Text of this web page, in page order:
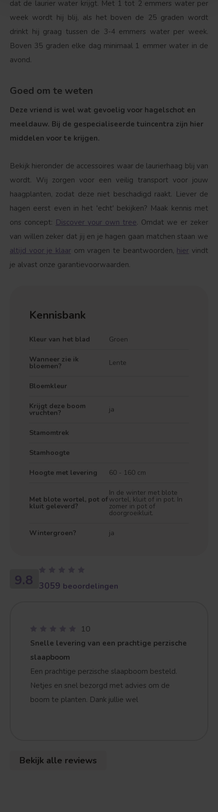
dat de laurier water krijgt. Met 1 tot 2 emmers water per
week wordt hij blij, als het boven de 25 graden wordt
drinkt hij graag tussen de 3-4 emmers water per week.
Boven 35 graden elke dag minimaal 1 emmer water in de
avond.
Goed om te weten
Deze vriend is wel wat gevoelig voor hagelschot en
meeldauw. Bij de gespecialiseerde tuincentra zijn hier
middelen voor te krijgen.
Bekijk hieronder de accessoires waar de laurierhaag blij van
wordt. Wij zorgen voor een veilig transport voor jouw
haagplanten, zodat deze niet beschadigd raakt. Liever de
hagen eerst even in het 'echt' bekijken? Maak kennis met
ons concept: Discover your own tree. Omdat we er zeker
van willen zeker dat jij en je hagen gaan matchen staan we
altijd voor je klaar om vragen te beantwoorden, hier vindt
je alvast onze garantievoorwaarden.
Kennisbank
Kleur van het blad Groen
Wanneer zie ik
bloemen? Lente
Bloemkleur
Krijgt deze boom
vruchten? ja
Stamomtrek
Stamhoogte
Hoogte met levering 60 - 160 cm
Met blote wortel, pot of
kluit geleverd?
In de winter met blote
wortel, kluit of in pot. In
zomer in pot of
doorgroeikluit.
Wintergroen? ja
9.8 3059 beoordelingen
10
Snelle levering van een prachtige perzische
slaapboom
Een prachtige perzische slaapboom besteld.
Netjes en snel bezorgd met advies om de
boom te planten. Dank jullie wel
Bekijk alle reviews